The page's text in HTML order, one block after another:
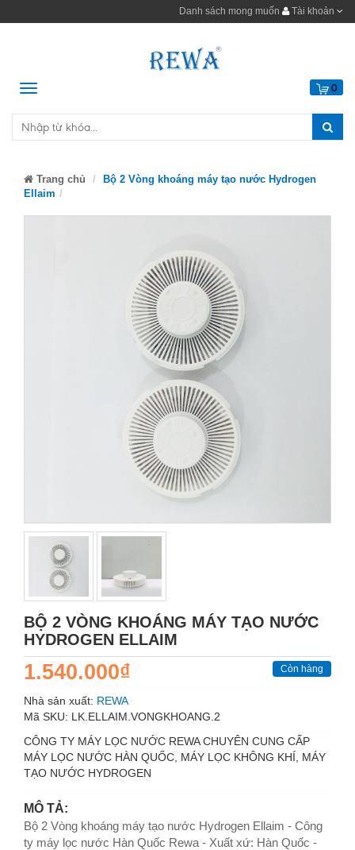
Danh sách mong muốn Tài khoản
Menu 0
Trang chủ
Bộ 2 Vòng khoáng máy tạo nước Hydrogen
Ellaim
BỘ 2 VÒNG KHOÁNG MÁY TẠO NƯỚC
HYDROGEN ELLAIM
1.540.000₫ Còn hàng
Nhà sản xuất: REWA
Mã SKU: LK.ELLAIM.VONGKHOANG.2
CÔNG TY MÁY LỌC NƯỚC REWA CHUYÊN CUNG CẤP
MÁY LỌC NƯỚC HÀN QUỐC, MÁY LỌC KHÔNG KHÍ, MÁY
TẠO NƯỚC HYDROGEN
MÔ TẢ:
Bộ 2 Vòng khoáng máy tạo nước Hydrogen Ellaim - Công
ty máy lọc nước Hàn Quốc Rewa - Xuất xứ: Hàn Quốc -